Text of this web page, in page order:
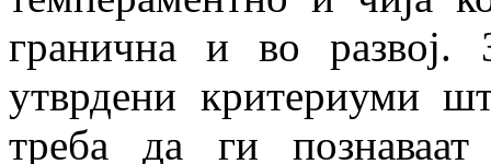
гранична и во развој.
утврдени критериуми
треба да ги